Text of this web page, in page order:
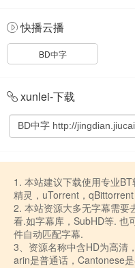
快播云播
BD中字
xunlei-下载
1. 本站建议下载使用专业
精灵，uTorrent，
2. 本站资源大多无字幕需要
看.如字幕库，SubHD等. 也
件自动匹配字幕.
3、资源名称中含HD为高清
arin是普通话，Cantonese